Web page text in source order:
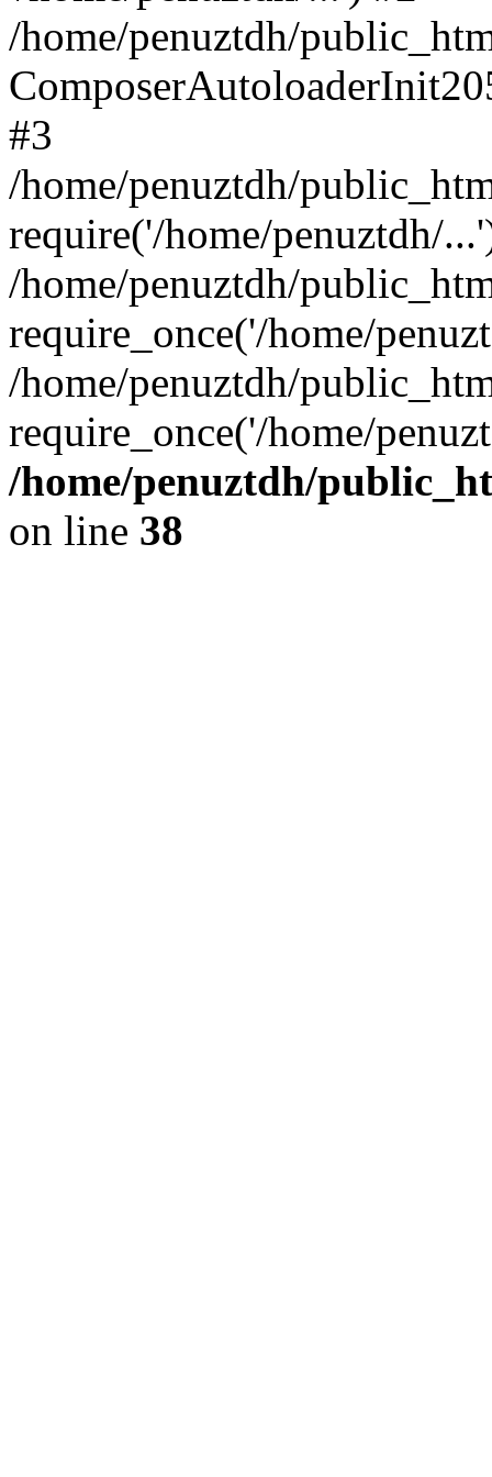
/home/penuztdh/
#3
/home/penuztdh/
require('/home/penuztdh/
/home/penuztdh/
require_once('/home/
/home/penuztdh/
require_once('/home/
/home/penuztdh/
on line 38